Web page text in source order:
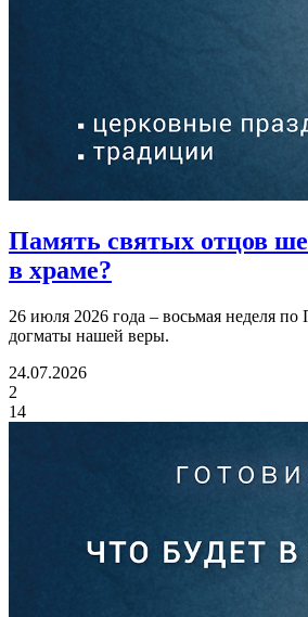
Память святых отцов
в храме?
26 июля 2026 года – восьмая неделя
догматы нашей веры.
24.07.2026
2
14